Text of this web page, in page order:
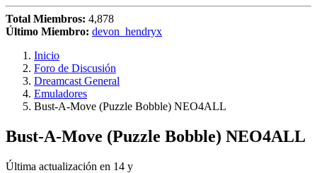
Total Miembros: 4,878
Último Miembro: devon_hendryx
Inicio
Foro de Discusión
Dreamcast General
Emuladores
Bust-A-Move (Puzzle Bobble) NEO4ALL
Bust-A-Move (Puzzle Bobble) NEO4ALL
Última actualización en 14 y